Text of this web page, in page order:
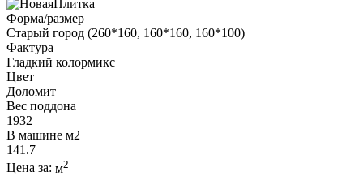
Форма/размер
Старый город (260*160, 160*160, 160*100)
Фактура
Гладкий колормикс
Цвет
Доломит
Вес поддона
1932
В машине м2
141.7
Цена за: м2